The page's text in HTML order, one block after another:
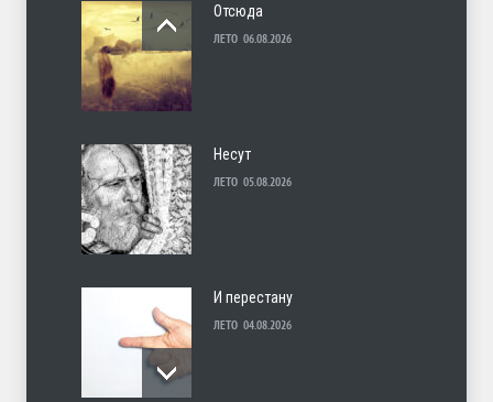
Отсюда
ЛЕТО 06.08.2026
Несут
ЛЕТО 05.08.2026
И перестану
ЛЕТО 04.08.2026